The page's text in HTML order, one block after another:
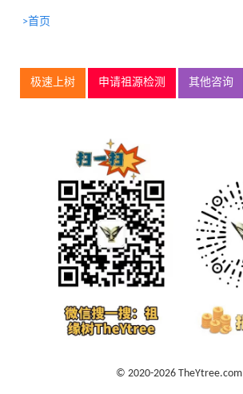
>首页
极速上树 申请祖源检测 其他咨询
© 2020-2026 TheYtree.com